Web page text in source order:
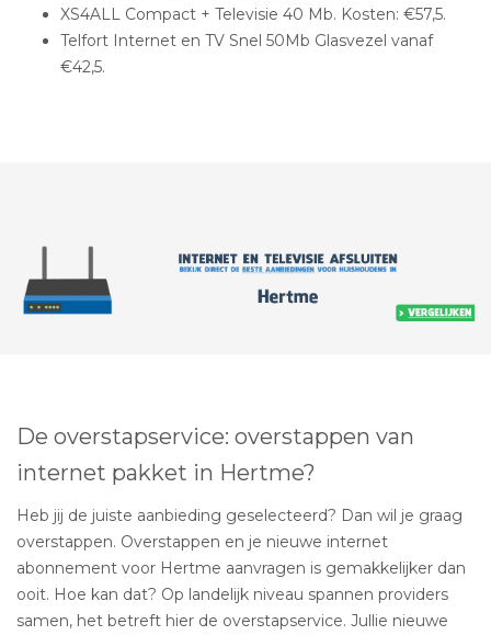
XS4ALL Compact + Televisie 40 Mb. Kosten: €57,5.
Telfort Internet en TV Snel 50Mb Glasvezel vanaf
€42,5.
De overstapservice: overstappen van
internet pakket in Hertme?
Heb jij de juiste aanbieding geselecteerd? Dan wil je graag
overstappen. Overstappen en je nieuwe internet
abonnement voor Hertme aanvragen is gemakkelijker dan
ooit. Hoe kan dat? Op landelijk niveau spannen providers
samen, het betreft hier de overstapservice. Jullie nieuwe